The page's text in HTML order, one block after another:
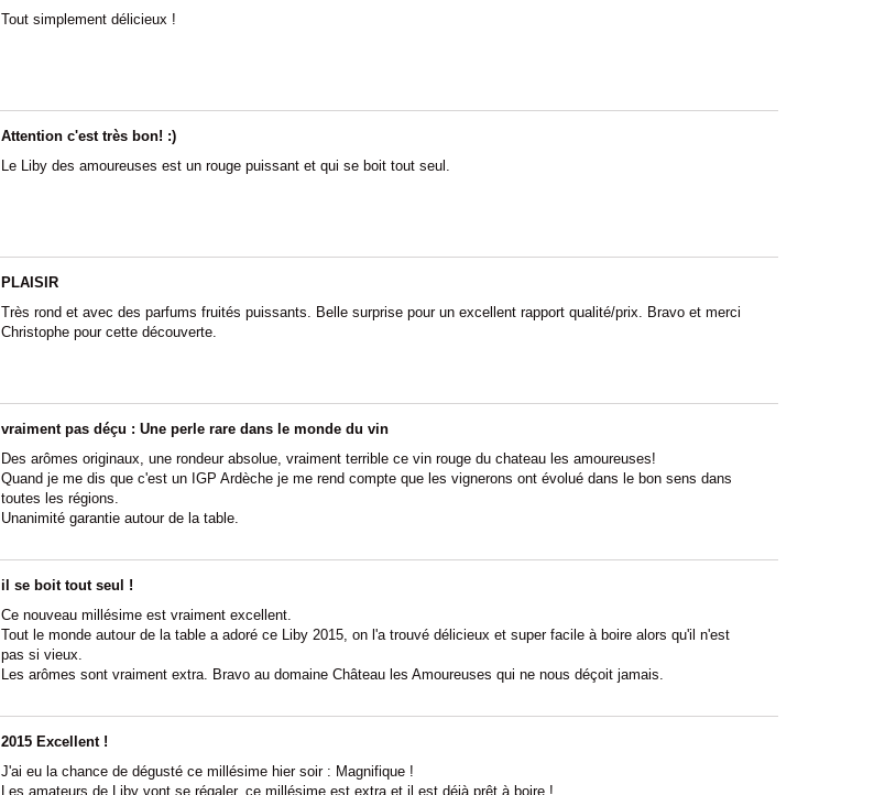
Tout simplement délicieux !
Attention c'est très bon! :)
Le Liby des amoureuses est un rouge puissant et qui se boit tout seul.
PLAISIR
Très rond et avec des parfums fruités puissants. Belle surprise pour un excellent rapport qualité/prix. Bravo et merci
Christophe pour cette découverte.
vraiment pas déçu : Une perle rare dans le monde du vin
Des arômes originaux, une rondeur absolue, vraiment terrible ce vin rouge du chateau les amoureuses!
Quand je me dis que c'est un IGP Ardèche je me rend compte que les vignerons ont évolué dans le bon sens dans
toutes les régions.
Unanimité garantie autour de la table.
il se boit tout seul !
Ce nouveau millésime est vraiment excellent.
Tout le monde autour de la table a adoré ce Liby 2015, on l'a trouvé délicieux et super facile à boire alors qu'il n'est
pas si vieux.
Les arômes sont vraiment extra. Bravo au domaine Château les Amoureuses qui ne nous déçoit jamais.
2015 Excellent !
J'ai eu la chance de dégusté ce millésime hier soir : Magnifique !
Les amateurs de Liby vont se régaler, ce millésime est extra et il est déjà prêt à boire !